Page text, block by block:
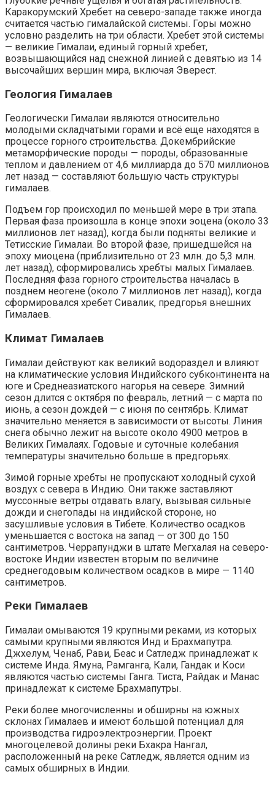
Каракорумский Хребет на северо-западе также иногда
считается частью гималайской системы. Горы можно
условно разделить на три области. Хребет этой системы
— великие Гималаи, единый горный хребет,
возвышающийся над снежной линией с девятью из 14
высочайших вершин мира, включая Эверест.
Геология Гималаев
Геологически Гималаи являются относительно
молодыми складчатыми горами и всё еще находятся в
процессе горного строительства. Докембрийские
метаморфические породы — породы, образованные
теплом и давлением от 4,6 миллиарда до 570 миллионов
лет назад — составляют большую часть структуры
гималаев.
Подъем гор происходил по меньшей мере в три этапа.
Первая фаза произошла в конце эпохи эоцена (около 33
миллионов лет назад), когда были подняты великие и
Тетисские Гималаи. Во второй фазе, пришедшейся на
эпоху миоцена (приблизительно от 23 млн. до 5,3 млн.
лет назад), сформировались хребты малых Гималаев.
Последняя фаза горного строительства началась в
позднем неогене (около 7 миллионов лет назад), когда
сформировался хребет Сивалик, предгорья внешних
Гималаев.
Климат Гималаев
Гималаи действуют как великий водораздел и влияют
на климатические условия Индийского субконтинента на
юге и Среднеазиатского нагорья на севере. Зимний
сезон длится с октября по февраль, летний — с марта по
июнь, а сезон дождей — с июня по сентябрь. Климат
значительно меняется в зависимости от высоты. Линия
снега обычно лежит на высоте около 4900 метров в
Великих Гималаях. Годовые и суточные колебания
температуры значительно больше в предгорьях.
Зимой горные хребты не пропускают холодный сухой
воздух с севера в Индию. Они также заставляют
муссонные ветры отдавать влагу, вызывая сильные
дожди и снегопады на индийской стороне, но
засушливые условия в Тибете. Количество осадков
уменьшается с востока на запад — от 300 до 150
сантиметров. Черрапунджи в штате Мегхалая на северо-
востоке Индии известен вторым по величине
среднегодовым количеством осадков в мире — 1140
сантиметров.
Реки Гималаев
Гималаи омываются 19 крупными реками, из которых
самыми крупными являются Инд и Брахмапутра.
Джхелум, Ченаб, Рави, Беас и Сатледж принадлежат к
системе Инда. Ямуна, Рамганга, Кали, Гандак и Коси
являются частью системы Ганга. Тиста, Райдак и Манас
принадлежат к системе Брахмапутры.
Реки более многочисленны и обширны на южных
склонах Гималаев и имеют большой потенциал для
производства гидроэлектроэнергии. Проект
многоцелевой долины реки Бхакра Нангал,
расположенный на реке Сатледж, является одним из
самых обширных в Индии.